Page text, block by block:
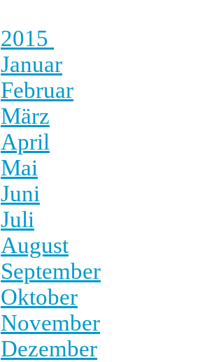
2015
Januar
Februar
März
April
Mai
Juni
Juli
August
September
Oktober
November
Dezember